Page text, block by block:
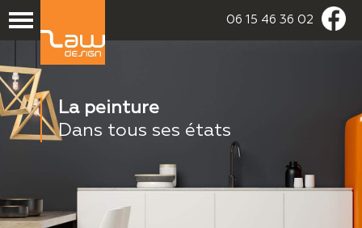
06 15 46 36 02
La peinture
Dans tous ses états